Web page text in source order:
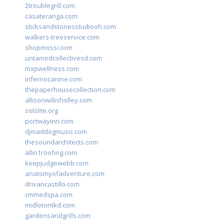
2troublegrill.com
casateranga.com
sticksandstonesstudiooh.com
walkers-treeservice.com
shopmossi.com
untamedcollectivesd.com
mxpwellness.com
infernocanine.com
thepaperhousecollection.com
allisonwillisholley.com
solslite.org
portwayinn.com
djmaddogmusic.com
thesoundarchitects.com
allin1roofing.com
keepjudgewebb.com
anatomyofadventure.com
drivancastillo.com
cmmedspa.com
midletontkd.com
gardensandgrills.com